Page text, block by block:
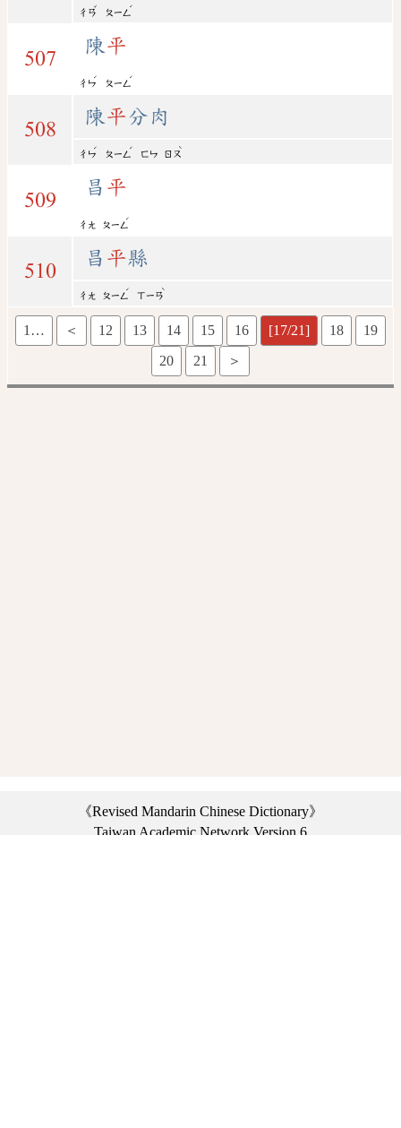
ㄔㄢ
ˇ
ㄆㄧㄥ
ˊ
507
陳平
ㄔㄣ
ˊ
ㄆㄧㄥ
ˊ
508
陳平分肉
ㄔㄣ
ˊ
ㄆㄧㄥ
ˊ
ㄈㄣ ㄖㄡ
ˋ
509
昌 平
ㄔㄤ ㄆㄧㄥ
ˊ
510
昌 平縣
ㄔㄤ ㄆㄧㄥ
ˊ
ㄒㄧㄢ
ˋ
1… ＜ 12 13 14 15 16 [17/21] 18
19
20
21 ＞
《Revised Mandarin Chinese Dictionary》
Taiwan Academic Network Version 6